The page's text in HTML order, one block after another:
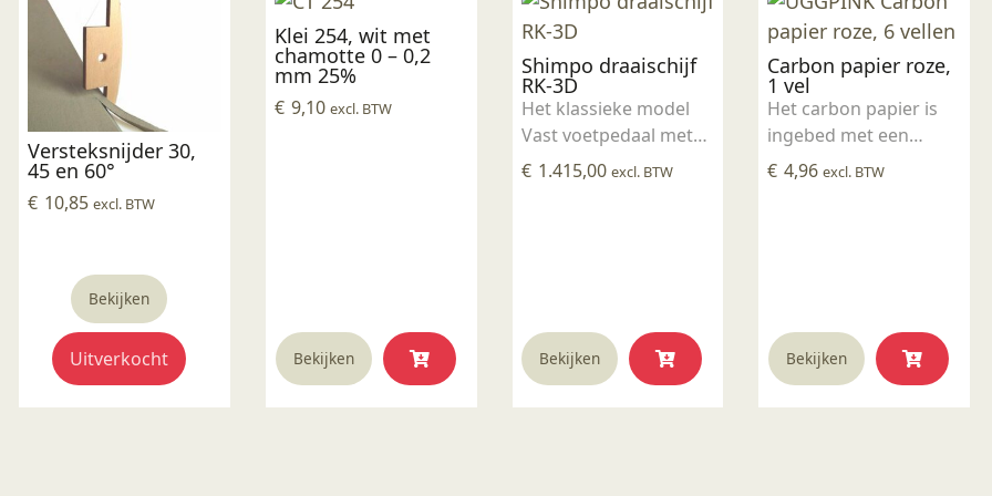
Versteksnijder 30,
45 en 60°
€ 10,85 excl. BTW
Bekijken
Uitverkocht
Klei 254, wit met
chamotte 0 – 0,2
mm 25%
€ 9,10 excl. BTW
Bekijken
Shimpo draaischijf
RK-3D
Het klassieke model
Vast voetpedaal met
hendel Direct Drive
garantie.
€ 1.415,00 excl. BTW
Bekijken
Carbon papier roze,
1 vel
Het carbon papier is
ingebed met een
keramisch
worden overgebracht
op je werkstuk. Het
€ 4,96 excl. BTW
Bekijken